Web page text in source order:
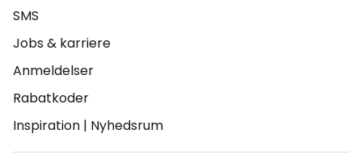
SMS
Jobs & karriere
Anmeldelser
Rabatkoder
Inspiration | Nyhedsrum